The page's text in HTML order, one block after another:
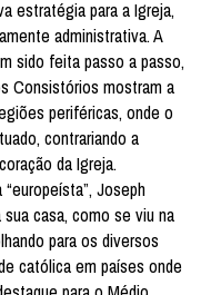
estratégia para a Igreja,
administrativa. A
sido feita passo a passo,
Consistórios mostram a
periféricas, onde o
contrariando a
da Igreja.
Joseph
casa, como se viu na
para os diversos
católica em países onde